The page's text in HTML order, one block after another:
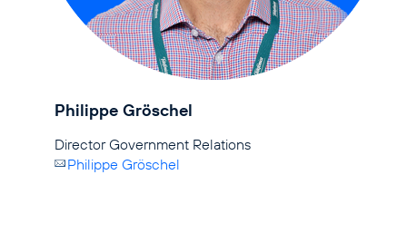
Philippe Gröschel
Philippe Gröschel